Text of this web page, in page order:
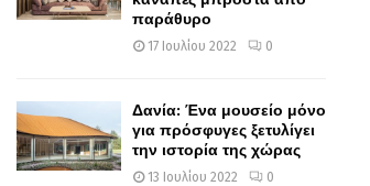
παράθυρο
17 Ιουλίου 2022 0
Δανία: Ένα μουσείο μόνο
για πρόσφυγες ξετυλίγει
την ιστορία της χώρας
13 Ιουλίου 2022 0